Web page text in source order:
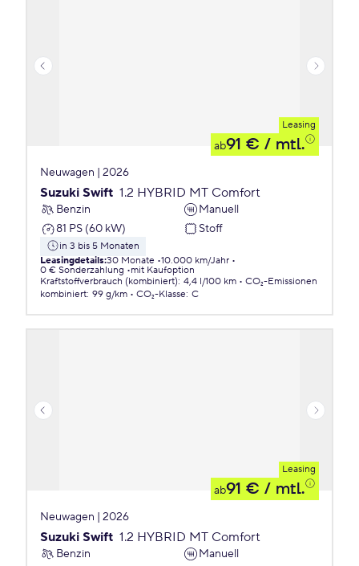
Leasing
ab91 € / mtl.
Neuwagen | 2026
Suzuki Swift 1.2 HYBRID MT Comfort
Benzin
Manuell
81 PS (60 kW)
Stoff
in 3 bis 5 Monaten
Leasingdetails:30 Monate 10.000 km/Jahr
0 € Sonderzahlung
mit Kaufoption
Kraftstoffverbrauch (kombiniert): 4,4 l/100 km
CO₂-Emissionen
kombiniert: 99 g/km CO₂-Klasse: C
Leasing
ab91 € / mtl.
Neuwagen | 2026
Suzuki Swift 1.2 HYBRID MT Comfort
Benzin
Manuell